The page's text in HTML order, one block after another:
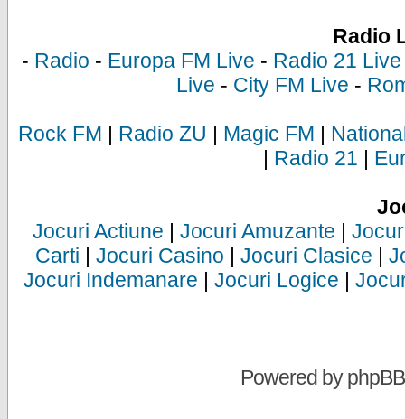
Radio
- Radio - Europa FM Live - Radio 21 Live
Live - City FM Live -
Rock FM | Radio ZU | Magic FM |
| Radio 21 |
Jocuri Actiune | Jocuri Amuzante |
Carti | Jocuri Casino | Jocuri Clasice |
Jocuri Indemanare | Jocuri Logice |
Powered byphpBB